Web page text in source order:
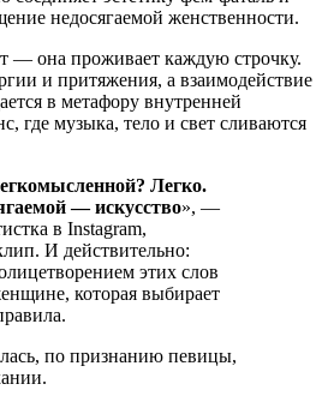
недосягаемой женственности.
— она проживает каждую строчку.
и притяжения, а взаимодействие
в метафору внутренней
где музыка, тело и свет сливаются
Легко.
— искусство», —
в Instagram,
И действительно:
этих слов
которая выбирает
по признанию певицы,